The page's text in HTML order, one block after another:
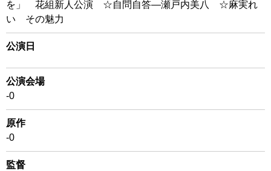
を」 花組新人公演 ☆自問自答―瀬戸内美八 ☆麻実れ
い その魅力
公演日
公演会場
-0
原作
-0
監督